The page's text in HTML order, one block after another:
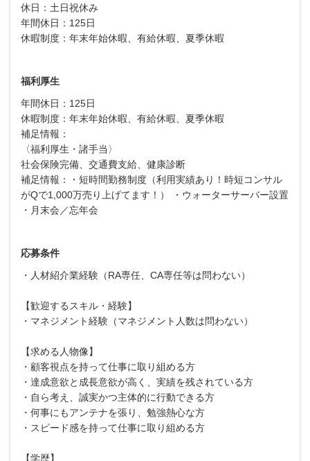
休日：土日祝休み
年間休日：125日
休暇制度：年末年始休暇、有給休暇、夏季休暇
福利厚生
年間休日：125日
休暇制度：年末年始休暇、有給休暇、夏季休暇
補足情報：
〈福利厚生・諸手当〉
社会保険完備、交通費支給、健康診断
補足情報：・短時間勤務制度（利用実績あり！時短コンサル
がQで1,000万売り上げてます！） ・ウォーターサーバー設置
・月末会／忘年会
応募条件
・人材紹介業経験（RA専任、CA専任等は問わない）
【歓迎するスキル・経験】
・マネジメント経験（マネジメント人数は問わない）
【求める人物像】
・顧客視点を持って仕事に取り組める方
・達成意欲と成長意欲が高く、実績を残されている方
・自ら考え、誠実かつ主体的に行動できる方
・何事にもアンテナを張り、勉強熱心な方
・スピード感を持って仕事に取り組める方
【学歴】